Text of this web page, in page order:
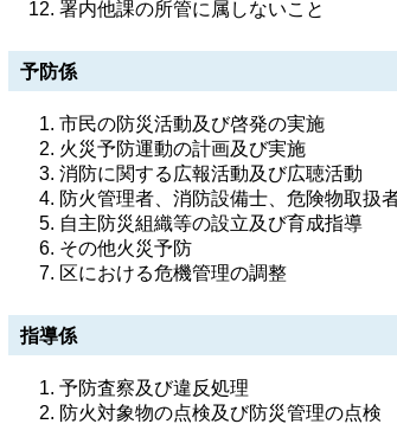
署内他課の所管に属しないこと
予防係
市民の防災活動及び啓発の実施
火災予防運動の計画及び実施
消防に関する広報活動及び広聴活動
防火管理者、消防設備士、危険物取扱
自主防災組織等の設立及び育成指導
その他火災予防
区における危機管理の調整
指導係
予防査察及び違反処理
防火対象物の点検及び防災管理の点検